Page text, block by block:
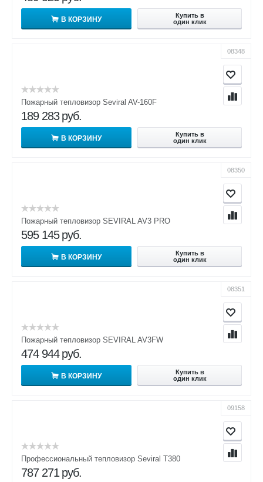
В КОРЗИНУ
Купить в
один клик
08348
Пожарный тепловизор Seviral AV-160F
189 283 руб.
В КОРЗИНУ
Купить в
один клик
08350
Пожарный тепловизор SEVIRAL AV3 PRO
595 145 руб.
В КОРЗИНУ
Купить в
один клик
08351
Пожарный тепловизор SEVIRAL AV3FW
474 944 руб.
В КОРЗИНУ
Купить в
один клик
09158
Профессиональный тепловизор Seviral T380
787 271 руб.